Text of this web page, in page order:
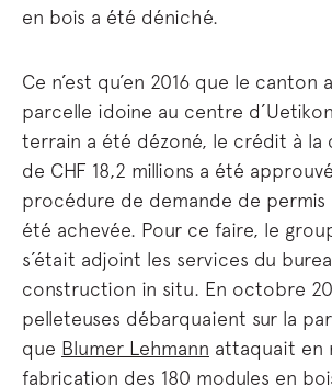
en bois a été déniché.
Ce n’est qu’en 2016 que le canton
parcelle idoine au centre
terrain a été dézoné, le crédit à la
de CHF 18,2 millions a été
procédure de demande de permis
été achevée. Pour ce faire, le
s’était adjoint les services du
construction in situ. En octobre
pelleteuses débarquaient sur la
que Blumer Lehmann attaquait en
fabrication des 180 modules en